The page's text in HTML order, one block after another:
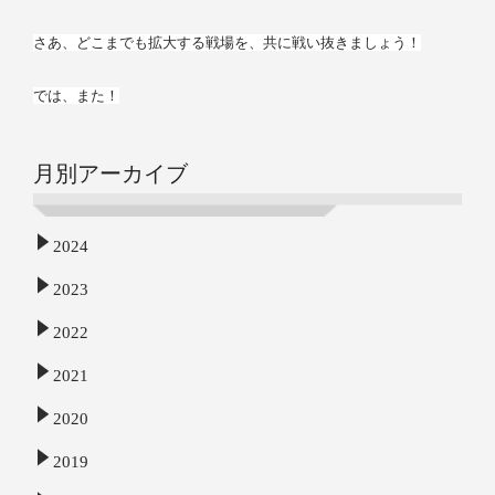
さあ、どこまでも拡大する戦場を、共に戦い抜きましょう！
では、また！
月別アーカイブ
2024
2023
2022
2021
2020
2019